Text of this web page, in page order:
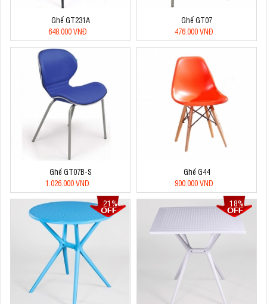
Ghế GT231A
648.000 VNĐ
Ghế GT07
476.000 VNĐ
Ghế GT07B-S
1.026.000 VNĐ
Ghế G44
900.000 VNĐ
21% 18%